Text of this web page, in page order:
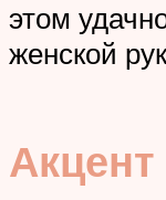
этом
женской
Акцент